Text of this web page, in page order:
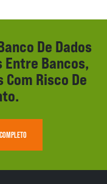
De Dados
Entre Bancos,
Risco De